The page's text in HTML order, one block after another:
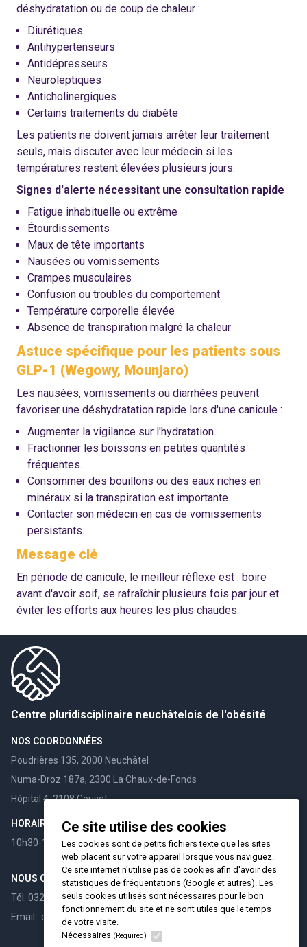
Ce site utilise des cookies
Les cookies sont de petits fichiers texte que les sites
web placent sur votre appareil lorsque vous naviguez.
Ce site internet n'utilise pas de cookies afin d'avoir des
statistiques de fréquentations (Google et autres). Les
seuls cookies utilisés sont nécessaires pour le bon
fonctionnement du site et ne sont utiles que le temps
de votre visite.
Nécessaires (Required)
déshydratation ou de coup de chaleur :
Diurétiques
Antihypertenseurs
Antidépresseurs
Neuroleptiques
Anticholinergiques
Certains traitements du diabète
Les patients ne doivent jamais arrêter leur traitement
seuls, mais discuter avec leur médecin si les
températures restent élevées plusieurs jours.
Signes d'alerte nécessitant une consultation rapide
Fatigue inhabituelle ou extrême
Étourdissements
Maux de tête importants
Nausées ou vomissements
Crampes musculaires
Confusion ou troubles du comportement
Température corporelle élevée
Absence de transpiration malgré la chaleur
Astuce spécifique pour les patients sous
GLP-1 (Wegowy, Mounjaro)
Les nausées, vomissements ou diarrhées peuvent
favoriser une déshydratation rapide lors d'une canicule :
Augmenter la vigilance sur l'hydratation.
Fractionner les boissons en petites quantités
fréquentes.
Consommer des bouillons ou des eaux riches en
minéraux si la transpiration est importante.
Contacter son médecin en cas de vomissements
persistants.
Message clé
En période de canicule, le meilleur réflexe est : boire
avant d'avoir soif, se rafraîchir plusieurs fois par jour et
éviter les efforts aux heures les plus chaudes.
Centre pluridisciplinaire neuchâtelois de l'obésité
NOS COORDONNÉES
Poudrières 135, 2000 Neuchâtel
Numa-Droz 187a, 2300 La Chaux-de-Fonds
Hôpital 4, 2108 Couvet
HORAIRES
10h30-12h00 / 15h30-17h00
NOUS CONTACTER
Tél. 032 732 98 60
Email : cpno@hin.ch